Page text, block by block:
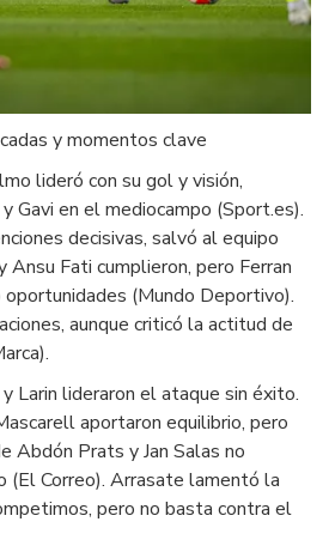
y momentos clave
lideró con su gol y visión,
Gavi en el mediocampo (Sport.es).
decisivas, salvó al equipo
Ansu Fati cumplieron, pero Ferran
(Mundo Deportivo).
aunque criticó la actitud de
Larin lideraron el ataque sin éxito.
aportaron equilibrio, pero
Abdón Prats y Jan Salas no
Correo). Arrasate lamentó la
pero no basta contra el